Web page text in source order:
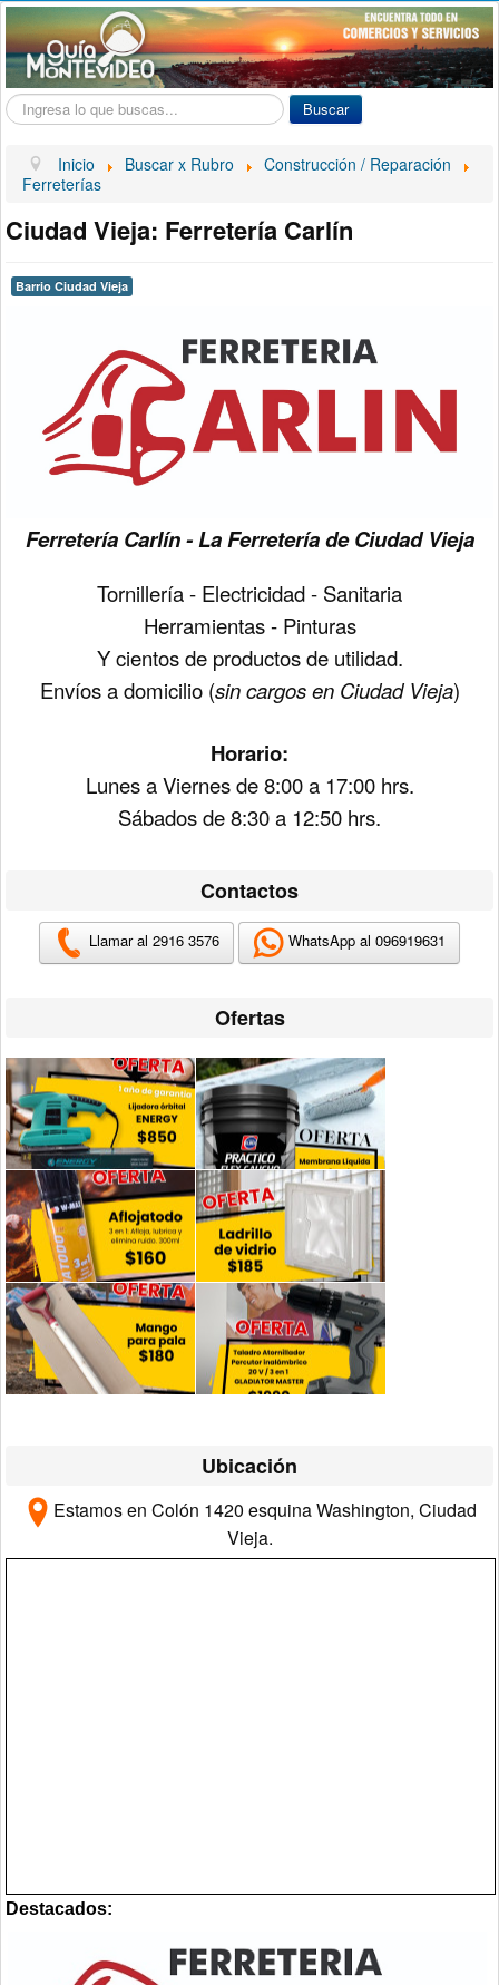
Buscar... Buscar
Inicio Buscar x Rubro
Construcción / Reparación
Ferreterías
Ciudad Vieja: Ferretería Carlín
Barrio Ciudad Vieja
Ferretería Carlín - La Ferretería de Ciudad Vieja
Tornillería - Electricidad - Sanitaria
Herramientas - Pinturas
Y cientos de productos de utilidad.
Envíos a domicilio (sin cargos en Ciudad Vieja)
Horario:
Lunes a Viernes de 8:00 a 17:00 hrs.
Sábados de 8:30 a 12:50 hrs.
Contactos
Llamar al 2916 3576 WhatsApp al 096919631
Ofertas
Ubicación
Estamos en Colón 1420 esquina Washington, Ciudad
Vieja.
Destacados: